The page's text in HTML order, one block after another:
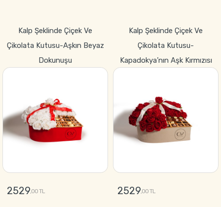
Kalp Şeklinde Çiçek Ve
Çikolata Kutusu-Aşkın Beyaz
Dokunuşu
2529,00 TL
Kalp Şeklinde Çiçek Ve
Çikolata Kutusu-
Kapadokya’nın Aşk Kırmızısı
2529,00 TL